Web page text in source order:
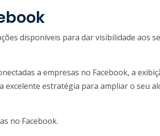
disponíveis para dar visibilidade aos
a empresas no Facebook, a
estratégia para ampliar o seu
no Facebook.